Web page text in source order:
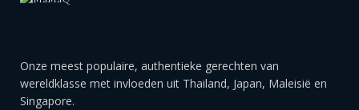
Onze meest populaire, authentieke gerechten van
wereldklasse met invloeden uit Thailand, Japan, Maleisië en
Singapore.